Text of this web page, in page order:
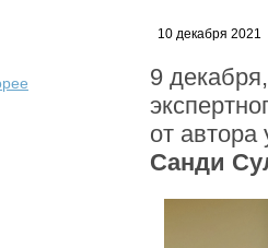
10 декабря 2021
9
от автора
Санди